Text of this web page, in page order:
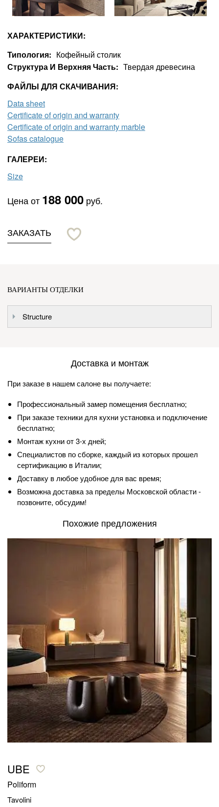
ХАРАКТЕРИСТИКИ:
Типология
Кофейный столик
Структура И Верхняя Часть
Твердая древесина
ФАЙЛЫ ДЛЯ СКАЧИВАНИЯ:
Data sheet
Certificate of origin and warranty
Certificate of origin and warranty marble
Sofas catalogue
ГАЛЕРЕИ:
Size
Цена от 188 000 руб.
ЗАКАЗАТЬ
ВАРИАНТЫ ОТДЕЛКИ
Structure
Доставка и монтаж
При заказе в нашем салоне вы получаете:
Профессиональный замер помещения бесплатно;
При заказе техники для кухни установка и подключение
бесплатно;
Монтаж кухни от 3-х дней;
Специалистов по сборке, каждый из которых прошел
сертификацию в Италии;
Доставку в любое удобное для вас время;
Возможна доставка за пределы Московской области -
позвоните, обсудим!
Похожие предложения
UBE
Poliform
Tavolini